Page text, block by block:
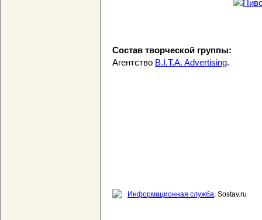
Состав творческой группы:
Агентство B.I.T.A. Advertising.
Информационная служба, Sostav.ru